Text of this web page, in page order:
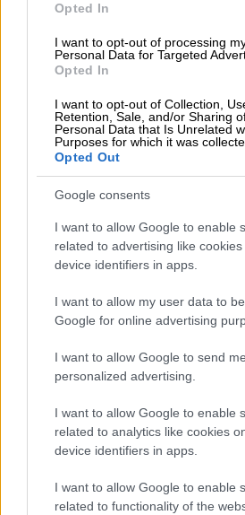
Opted In
I want to opt-out of processing
Personal Data for Targeted
Opted In
I want to opt-out of Collection,
Retention, Sale, and/or Sharing
Personal Data that Is Unrelated
Purposes for which it was
Opted Out
Google consents
I want to allow Google to enable
related to advertising like
device identifiers in apps.
I want to allow my user data to
Google for online advertising
I want to allow Google to send me
personalized advertising.
I want to allow Google to enable
related to analytics like cookies
device identifiers in apps.
I want to allow Google to enable
related to functionality of the
ραδιοφωνικό σταθμό, που
επιθυμεί την απομάκρυνση
Παπανδρέου. «Όταν
κατάλαβαν το λάθος τους»
χαρακτηριστικά.
«Δεν αποχωρώ από το
από το κόμμα
Επανέλαβε στη συνέχεια
ΠΑΣΟΚ, αλλά «από το
τονίζοντας πως όταν μετά
του 2024 τέθηκε θέμα
Τρικούπη, εκείνος δεν
κατηγορία που
παρότι «αποκλεισμένος
Τέλος, απαντώντας σε
τον ίδιο σε επικοινωνία
Καστανίδηςτο διέψευσε.
στην πολιτική ζωή του
φορές έχω πάρει
κατέληξε.